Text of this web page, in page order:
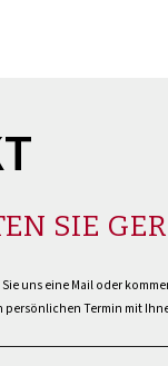
SIE
uns eine Mail oder
Termin mit